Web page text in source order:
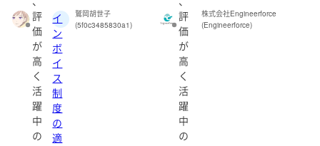
評
価
が
高
く
活
躍
中
の
イ
ン
ボ
イ
ス
制
度
の
適
鷲岡胡世子
(5f0c3485830a1)
評
価
が
高
く
活
躍
中
の
株式会社Engineerforce
(Engineerforce)